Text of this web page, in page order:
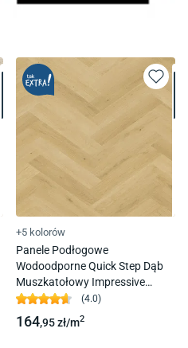
+5 kolorów
Panele Podłogowe
Wodoodporne Quick Step Dąb
Muszkatołowy Impressive
Design Imd8243 Ac4 8 Mm 1L
4V-Fuga
(4.0)
164,95zł/m2